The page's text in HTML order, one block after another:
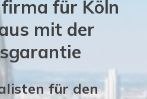
für Köln
mit der
für den